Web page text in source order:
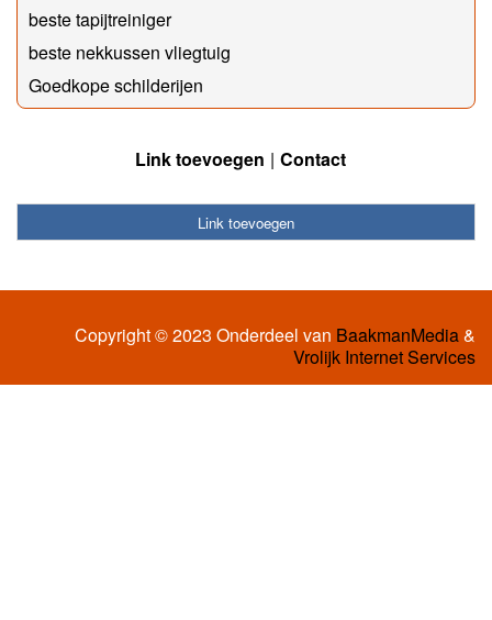
beste tapijtreiniger
beste nekkussen vliegtuig
Goedkope schilderijen
Link toevoegen Contact
Link toevoegen
Copyright © 2023 Onderdeel van BaakmanMedia&
Vrolijk Internet Services